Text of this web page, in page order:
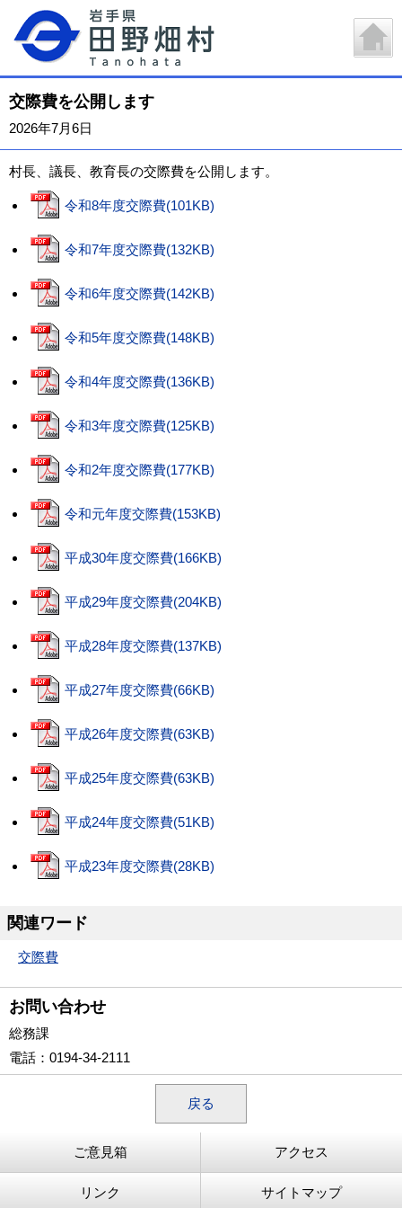
交際費を公開します
2026年7月6日
村長、議長、教育長の交際費を公開します。
令和8年度交際費(101KB)
令和7年度交際費(132KB)
令和6年度交際費(142KB)
令和5年度交際費(148KB)
令和4年度交際費(136KB)
令和3年度交際費(125KB)
令和2年度交際費(177KB)
令和元年度交際費(153KB)
平成30年度交際費(166KB)
平成29年度交際費(204KB)
平成28年度交際費(137KB)
平成27年度交際費(66KB)
平成26年度交際費(63KB)
平成25年度交際費(63KB)
平成24年度交際費(51KB)
平成23年度交際費(28KB)
関連ワード
交際費
お問い合わせ
総務課
電話 ：0194-34-2111
戻る
ご意見箱 アクセス
リンク サイトマップ